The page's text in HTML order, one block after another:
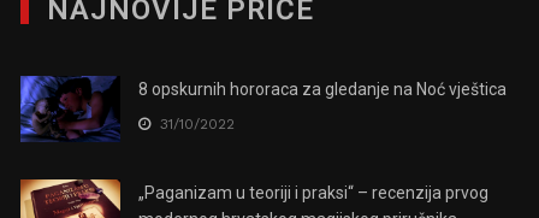
NAJNOVIJE PRIČE
8 opskurnih hororaca za gledanje na Noć vještica
31/10/2022
„Paganizam u teoriji i praksi“ – recenzija prvog